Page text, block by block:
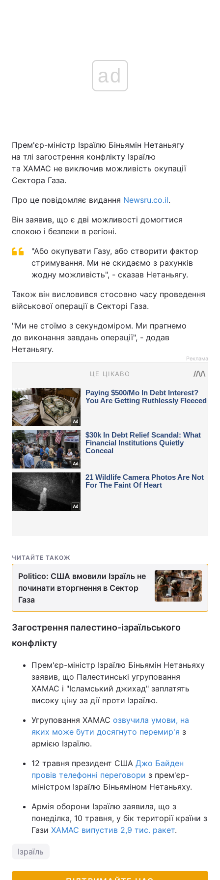
ad
Прем'єр-міністр Ізраїлю Біньямін Нетаньягу
на тлі загострення конфлікту Ізраїлю
та ХАМАС не виключив можливість окупації
Сектора Газа.
Про це повідомляє видання Newsru.co.il.
Він заявив, що є дві можливості домогтися
спокою і безпеки в регіоні.
"Або окупувати Газу, або створити фактор
стримування. Ми не скидаємо з рахунків
жодну можливість", - сказав Нетаньягу.
Також він висловився стосовно часу проведення
військової операції в Секторі Газа.
"Ми не стоїмо з секундоміром. Ми прагнемо
до виконання завдань операції", - додав
Нетаньягу.
Реклама
ЧИТАЙТЕ ТАКОЖ
Politico: США вмовили Ізраїль не
починати вторгнення в Сектор
Газа
Загострення палестино-ізраїльського
конфлікту
Прем'єр-міністр Ізраїлю Біньямін Нетаньяху
заявив, що Палестинські угруповання
ХАМАС і "Ісламський джихад" заплатять
високу ціну за дії проти Ізраїлю.
Угруповання ХАМАС озвучила умови, на
яких може бути досягнуто перемир'я з
армією Ізраїлю.
12 травня президент США Джо Байден
провів телефонні переговори з прем'єр-
міністром Ізраїлю Біньяміном Нетаньяху.
Армія оборони Ізраїлю заявила, що з
понеділка, 10 травня, у бік території країни з
Гази ХАМАС випустив 2,9 тис. ракет.
Ізраїль